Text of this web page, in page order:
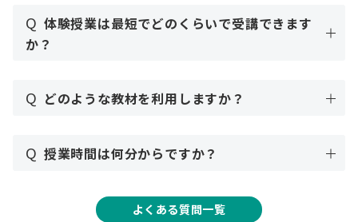
Q 体験授業は最短でどのくらいで受講できます
か？
Q どのような教材を利用しますか？
Q 授業時間は何分からですか？
よくある質問一覧